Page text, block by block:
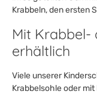
Krabbeln, den ersten
Mit Krabbel-
erhältlich
Viele unserer
Krabbelsohle oder